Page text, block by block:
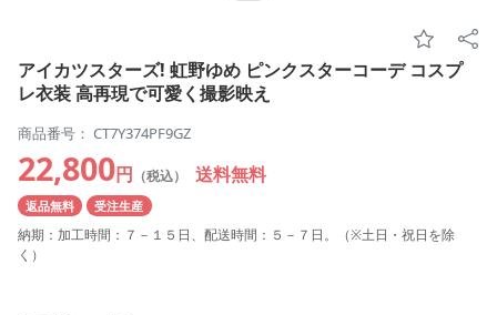
アイカツスターズ! 虹野ゆめ ピンクスターコーデ コスプ
レ衣装 高再現で可愛く撮影映え
商品番号： CT7Y374PF9GZ
22,800円 （税込） 送料無料
返品無料 受注生産
納期：加工時間：７－１５日、配送時間：５－７日。（※土日・祝日を除
く）